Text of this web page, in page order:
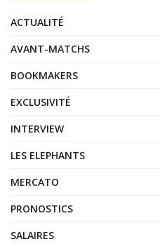
ACTUALITÉ
AVANT-MATCHS
BOOKMAKERS
EXCLUSIVITÉ
INTERVIEW
LES ELEPHANTS
MERCATO
PRONOSTICS
SALAIRES